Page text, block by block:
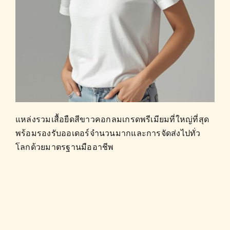
แหล่งรวมเสื้อยืดสีขาวคอกลมเกรดพรีเมียมที่ใหญ่ที่สุด
พร้อมรองรับออเดอร์จำนวนมากและการจัดส่งไปทั่ว
โลกด้วยมาตรฐานมืออาชีพ